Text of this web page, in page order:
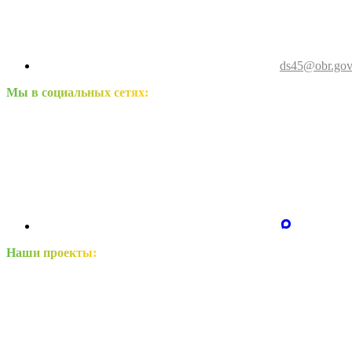
Мы в социальных сетях:
Наши проекты: